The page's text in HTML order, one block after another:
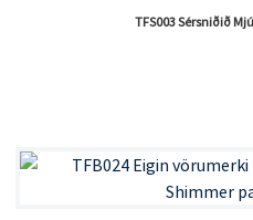
TFS003 Sérsniðið